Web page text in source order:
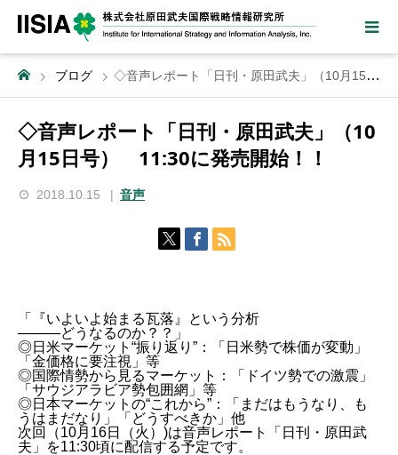
ブログ ◇音声レポート「日刊・原田武夫」（10月15日号） 11:30に発売開始！！
◇音声レポート「日刊・原田武夫」（10
月15日号） 11:30に発売開始！！
2018.10.15 音声
「『いよいよ始まる瓦落』という分析
―――どうなるのか？？」
◎日米マーケット“振り返り”：「日米勢で株価が変動」
「金価格に要注視」等
◎国際情勢から見るマーケット：「ドイツ勢での激震」
「サウジアラビア勢包囲網」等
◎日本マーケットの“これから”：「まだはもうなり、も
うはまだなり」「どうすべきか」他
次回（10月16日（火）)は音声レポート「日刊・原田武
夫」を11:30頃に配信する予定です。